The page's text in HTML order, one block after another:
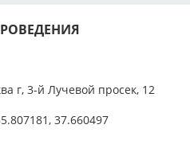
г, 3-й Лучевой просек, 12
37.660497